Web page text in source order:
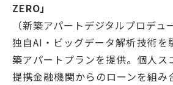
ZERO」
（新築アパートデジタルプロデュ
独自AI・ビッグデータ解析技術を
築アパートプランを提供。個人ス
提携金融機関からのローンを組み